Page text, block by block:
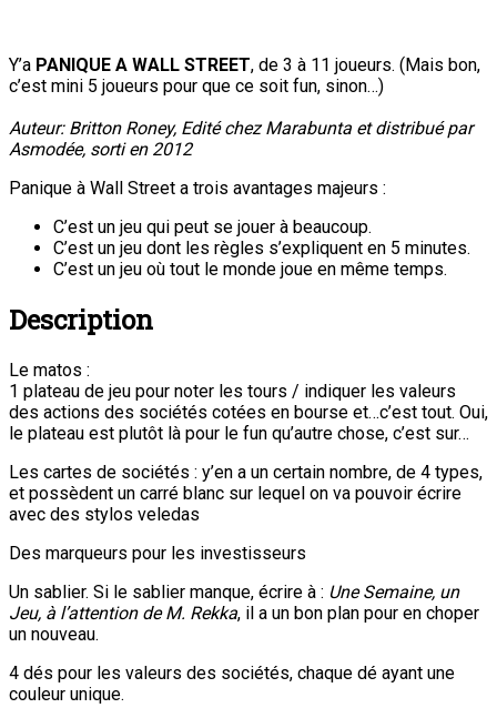
Y’a PANIQUE A WALL STREET, de 3 à 11 joueurs. (Mais bon,
c’est mini 5 joueurs pour que ce soit fun, sinon…)
Auteur: Britton Roney, Edité chez Marabunta et distribué par
Asmodée, sorti en 2012
Panique à Wall Street a trois avantages majeurs :
C’est un jeu qui peut se jouer à beaucoup.
C’est un jeu dont les règles s’expliquent en 5 minutes.
C’est un jeu où tout le monde joue en même temps.
Description
Le matos :
1 plateau de jeu pour noter les tours / indiquer les valeurs
des actions des sociétés cotées en bourse et…c’est tout. Oui,
le plateau est plutôt là pour le fun qu’autre chose, c’est sur…
Les cartes de sociétés : y’en a un certain nombre, de 4 types,
et possèdent un carré blanc sur lequel on va pouvoir écrire
avec des stylos veledas
Des marqueurs pour les investisseurs
Un sablier. Si le sablier manque, écrire à : Une Semaine, un
Jeu, à l’attention de M. Rekka, il a un bon plan pour en choper
un nouveau.
4 dés pour les valeurs des sociétés, chaque dé ayant une
couleur unique.